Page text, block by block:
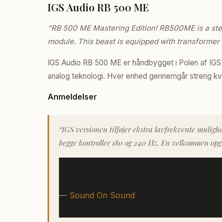
IGS Audio RB 500 ME
“RB 500 ME Mastering Edition! RB500ME is a
module. This beast is equipped with
IGS Audio RB 500 ME er håndbygget i Polen af
analog teknologi. Hver enhed gennemgår streng
Anmeldelser
“IGS versionen tilføjer ekstra lavfrekvente
begge kontroller 180 og 240 Hz. En velkommen
— Sound On Sound